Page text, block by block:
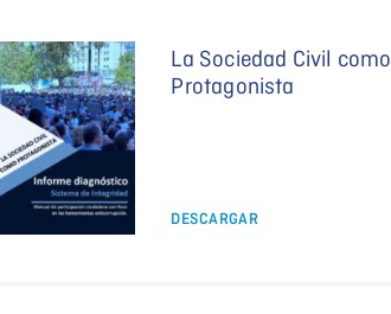
La Sociedad Civil como
Protagonista
DESCARGAR